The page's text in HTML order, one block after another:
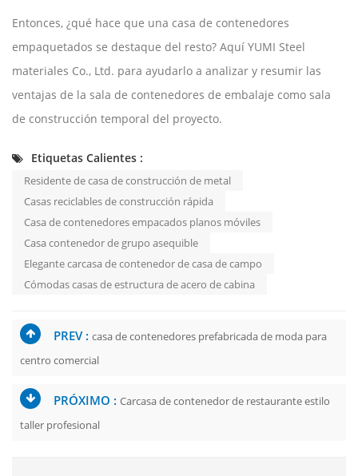
Entonces, ¿qué hace que una casa de contenedores
empaquetados se destaque del resto? Aquí YUMI Steel
materiales Co., Ltd. para ayudarlo a analizar y resumir las
ventajas de la sala de contenedores de embalaje como sala
de construcción temporal del proyecto.
Etiquetas Calientes :
Residente de casa de construcción de metal
Casas reciclables de construcción rápida
Casa de contenedores empacados planos móviles
Casa contenedor de grupo asequible
Elegante carcasa de contenedor de casa de campo
Cómodas casas de estructura de acero de cabina
PREV : casa de contenedores prefabricada de moda para
centro comercial
PRÓXIMO : Carcasa de contenedor de restaurante estilo
taller profesional